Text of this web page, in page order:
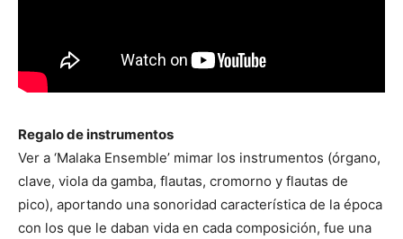
Regalo de instrumentos
Ver a ‘Malaka Ensemble’ mimar los instrumentos (órgano,
clave, viola da gamba, flautas, cromorno y flautas de
pico), aportando una sonoridad característica de la época
con los que le daban vida en cada composición, fue una